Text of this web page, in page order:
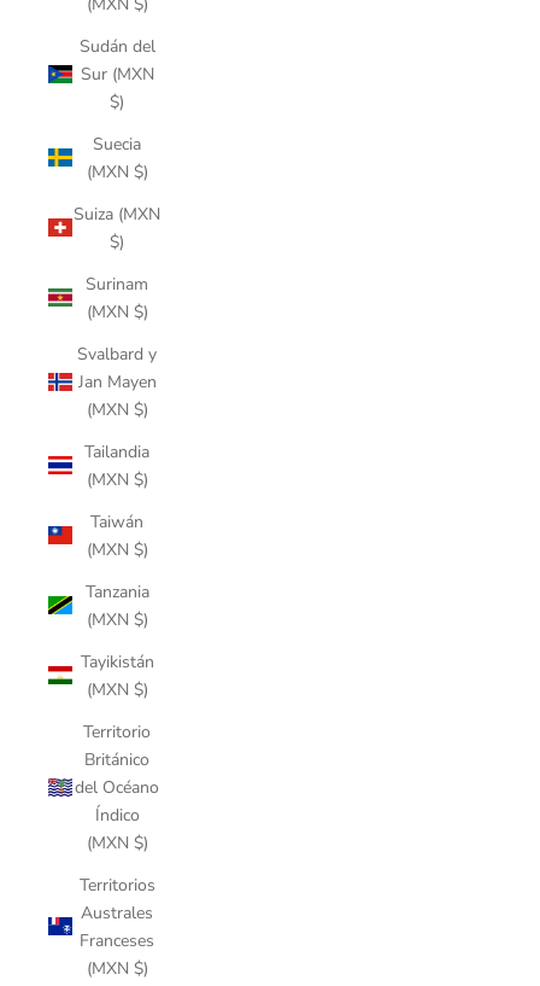
Sudán del
Sur (MXN
$)
Suecia
(MXN $)
Suiza (MXN
$)
Surinam
(MXN $)
Svalbard y
Jan Mayen
(MXN $)
Tailandia
(MXN $)
Taiwán
(MXN $)
Tanzania
(MXN $)
Tayikistán
(MXN $)
Territorio
Británico
del Océano
Índico
(MXN $)
Territorios
Australes
Franceses
(MXN $)